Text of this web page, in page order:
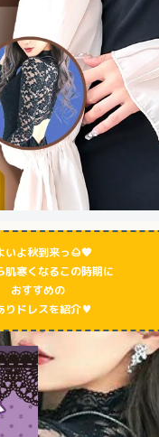
いよ秋到来っ🌰🧡
肌寒くなるこの時期に
おすすめの
りドレスを紹介♥️